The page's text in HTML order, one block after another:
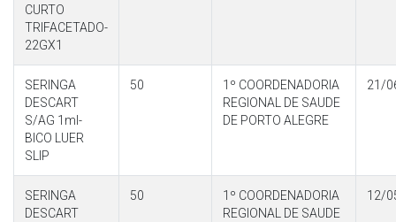
CURTO
TRIFACETADO-
22GX1
SERINGA
DESCART
S/AG 1ml-
BICO LUER
SLIP
50
1º COORDENADORIA
REGIONAL DE SAUDE
DE PORTO ALEGRE
21/
SERINGA
DESCART
50
1º COORDENADORIA
REGIONAL DE SAUDE
12/